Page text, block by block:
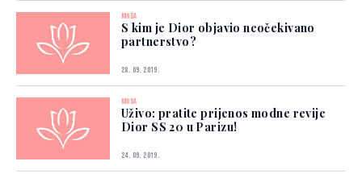
MODA
S kim je Dior objavio neočekivano
partnerstvo?
28. 09. 2019.
MODA
Uživo: pratite prijenos modne revije
Dior SS 20 u Parizu!
24. 09. 2019.